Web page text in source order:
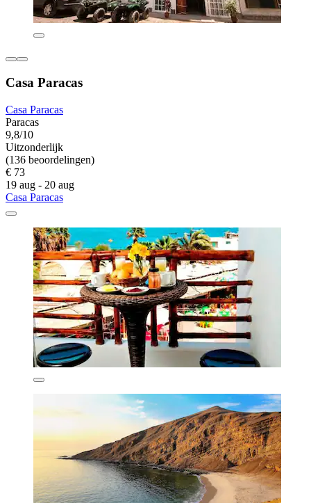
Casa Paracas
Casa Paracas
Paracas
9,8/10
Uitzonderlijk
(136 beoordelingen)
€ 73
19 aug - 20 aug
Casa Paracas